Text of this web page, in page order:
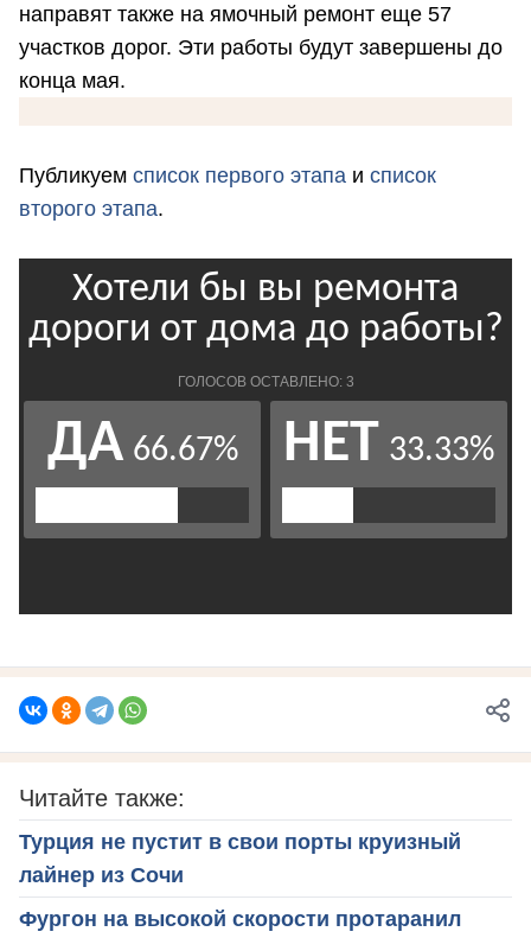
направят также на ямочный ремонт еще 57
участков дорог. Эти работы будут завершены до
конца мая.
Публикуем список первого этапа и список
второго этапа.
Читайте также:
Турция не пустит в свои порты круизный
лайнер из Сочи
Фургон на высокой скорости протаранил